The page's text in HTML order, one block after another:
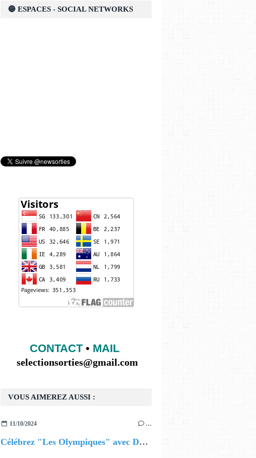
VOUS AIMEREZ AUSSI :
11/10/2024 …
Célébrez "Les Olympiques" avec DVTR !
🔵 ESPACES - SOCIAL NETWORKS
CONTACT• MAIL
selectionsorties@gmail.com